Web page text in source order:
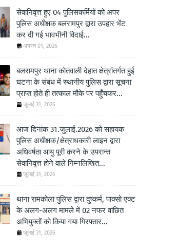
सेवानिवृत्त हुए 04 पुलिसकर्मियों को अपर
पुलिस अधीक्षक बलरामपुर द्वारा उपहार भेंट
कर दी गई भावभीनी विदाई...
अगस्त 01, 2026
बलरामपुर थाना कोतवाली देहात क्षेत्रांतर्गत हुई
घटना के संबंध में स्थानीय पुलिस द्वारा सूचना
प्राप्त होते ही तत्काल मौके पर पहुँचकर...
जुलाई 31, 2026
आज दिनांक 31.जुलाई.2026 को सहायक
पुलिस अधीक्षक/क्षेत्राधकारी लाइन द्वारा
अधिवर्षता आयु पूरी करने के उपरान्त
सेवानिवृत्त होने वाले निम्नलिखित...
जुलाई 31, 2026
थाना रामकोला पुलिस द्वारा दुष्कर्म, पाक्सो एक्ट
के अलग-अलग मामले में 02 नफर वांछित
अभियुक्तों को किया गया गिरफ्तार...
जुलाई 31, 2026